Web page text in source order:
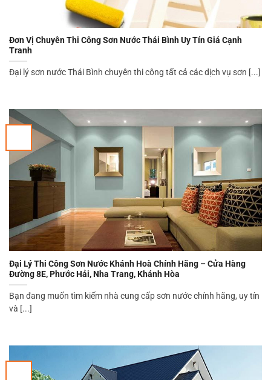
Đơn Vị Chuyên Thi Công Sơn Nước Thái Bình Uy Tín Giá Cạnh
Tranh
Đại lý sơn nước Thái Bình chuyên thi công tất cả các dịch vụ sơn [...]
Đại Lý Thi Công Sơn Nước Khánh Hoà Chính Hãng – Cửa Hàng
Đường 8E, Phước Hải, Nha Trang, Khánh Hòa
Bạn đang muốn tìm kiếm nhà cung cấp sơn nước chính hãng, uy tín
và [...]